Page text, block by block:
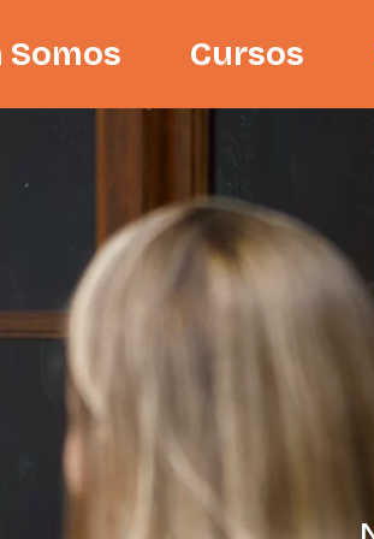
Somos Cursos